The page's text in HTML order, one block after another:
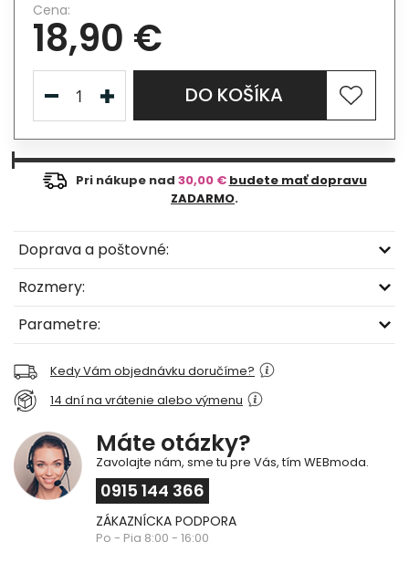
Cena:
18,90 €
DO KOŠÍKA
Pri nákupe nad 30,00 € budete mať dopravu
ZADARMO.
Doprava a poštovné:
Rozmery:
Parametre:
Kedy Vám objednávku doručíme?
14 dní na vrátenie alebo výmenu
Máte otázky?
Zavolajte nám, sme tu pre Vás, tím WEBmoda.
0915 144 366
ZÁKAZNÍCKA PODPORA
Po - Pia 8:00 - 16:00